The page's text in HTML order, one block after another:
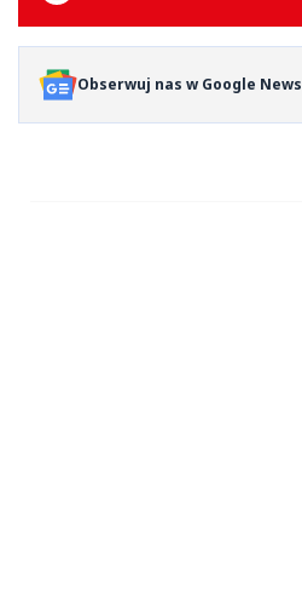
Obserwuj nas w Google News